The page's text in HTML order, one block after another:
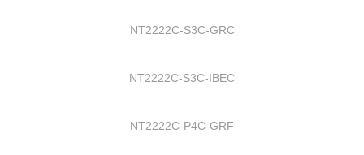
NT2222C-S3C-GRC
NT2222C-S3C-IBEC
NT2222C-P4C-GRF